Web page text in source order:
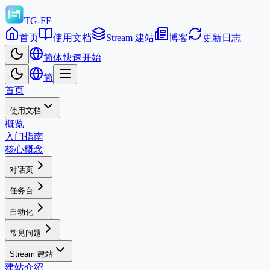
TG-FF
首页
使用文档 Stream 建站 博客
更新日志
简体快速开始
简
首页
使用文档
概览
入门指南
核心概念
对话页
任务台
自动化
常见问题
Stream 建站
建站介绍